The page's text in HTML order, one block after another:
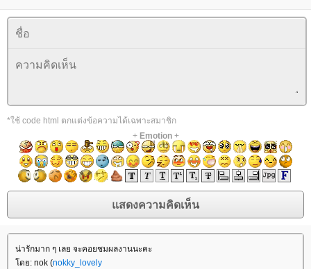
*ใช้ code html ตกแต่งข้อความได้เฉพาะสมาชิก
+ Emotion+
น่ารักมาก ๆ เลย จะคอยชมผลงานนะคะ
ดย: nok (nokky_lovely